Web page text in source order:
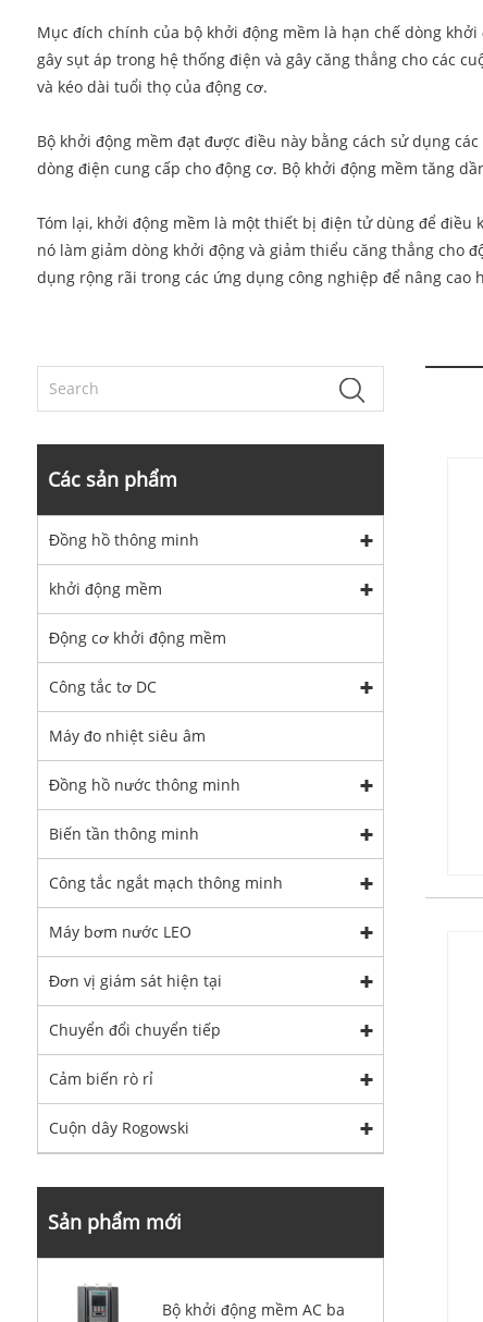
Mục đích chính của bộ khởi động mềm là hạn chế dòng
gây sụt áp trong hệ thống điện và gây căng thẳng cho các
và kéo dài tuổi thọ của động cơ.
Bộ khởi động mềm đạt được điều này bằng cách sử dụng
dòng điện cung cấp cho động cơ. Bộ khởi động mềm tăng
Tóm lại, khởi động mềm là một thiết bị điện tử dùng để điều
nó làm giảm dòng khởi động và giảm thiểu căng thẳng cho
dụng rộng rãi trong các ứng dụng công nghiệp để nâng cao
Các sản phẩm
Đồng hồ thông minh
khởi động mềm
Động cơ khởi động mềm
Công tắc tơ DC
Máy đo nhiệt siêu âm
Đồng hồ nước thông minh
Biến tần thông minh
Công tắc ngắt mạch thông minh
Máy bơm nước LEO
Đơn vị giám sát hiện tại
Chuyển đổi chuyển tiếp
Cảm biến rò rỉ
Cuộn dây Rogowski
Sản phẩm mới
Bộ khởi động mềm AC ba